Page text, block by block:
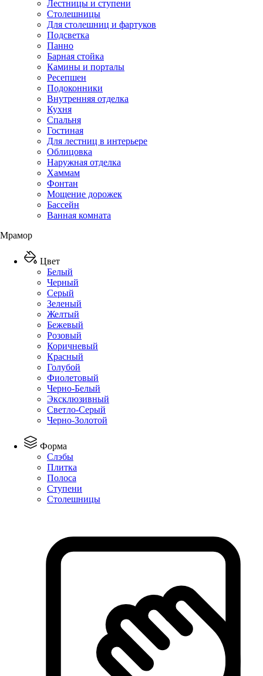
Лестницы и ступени
Столешницы
Для столешниц и фартуков
Подсветка
Панно
Барная стойка
Камины и порталы
Ресепшен
Подоконники
Внутренняя отделка
Кухня
Спальня
Гостиная
Для лестниц в интерьере
Облицовка
Наружная отделка
Хаммам
Фонтан
Мощение дорожек
Бассейн
Ванная комната
Мрамор
Цвет
Белый
Черный
Серый
Зеленый
Желтый
Бежевый
Розовый
Коричневый
Красный
Голубой
Фиолетовый
Черно-Белый
Эксклюзивный
Светло-Серый
Черно-Золотой
Форма
Слэбы
Плитка
Полоса
Ступени
Столешницы